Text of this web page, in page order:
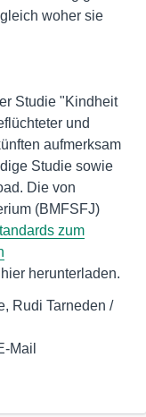
woher sie
Studie "Kindheit
und
aufmerksam
Studie sowie
Die von
(BMFSFJ)
zum
herunterladen.
Rudi Tarneden /
Mail